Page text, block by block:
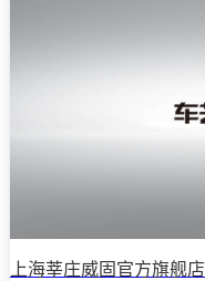
上海莘庄威固官方旗舰店